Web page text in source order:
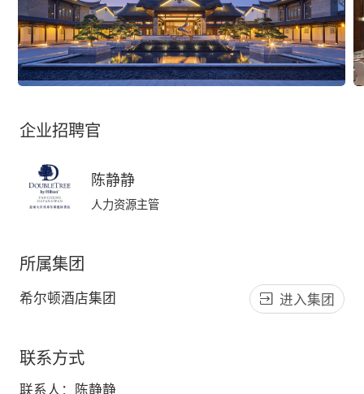
企业招聘官
陈静静
人力资源主管
所属集团
希尔顿酒店集团 进入集团
联系方式
联系人： 陈静静